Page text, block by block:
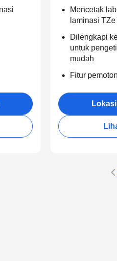
Mencetak
laminasi
Dilengkapi
untuk
mudah
Fitur